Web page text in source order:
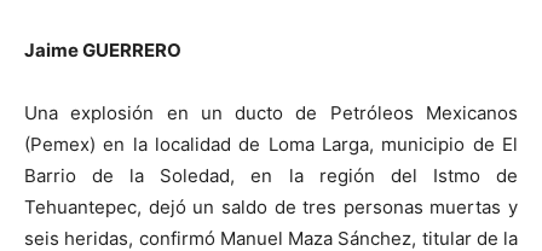
Jaime GUERRERO
Una explosión en un ducto de Petróleos Mexicanos
(Pemex) en la localidad de Loma Larga, municipio de El
Barrio de la Soledad, en la región del Istmo de
Tehuantepec, dejó un saldo de tres personas muertas y
seis heridas, confirmó Manuel Maza Sánchez, titular de la